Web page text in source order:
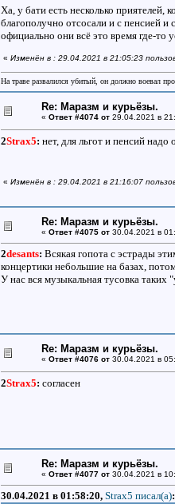
Ха, у бати есть несколько
благополучно отсосали и с пенсией и
официально они всё это время где-
« Изменён в : 29.04.2021 в 21:05:23
На траве развалился убитый, он должно воевал
Re: Маразм и курьёзы.
« Ответ #4074 от29.04.2021 в
2Strax5: нет, для льгот и пенсий
« Изменён в : 29.04.2021 в 21:16:07
Re: Маразм и курьёзы.
« Ответ #4075 от30.04.2021 в
2desants: Всякая гопота с эстрады
концертики небольшие на базах,
У нас вся музыкальная тусовка таких
Re: Маразм и курьёзы.
« Ответ #4076 от30.04.2021 в
2Strax5: согласен
Re: Маразм и курьёзы.
« Ответ #4077 от30.04.2021 в
30.04.2021 в 01:58:20, Strax5 писал(a):